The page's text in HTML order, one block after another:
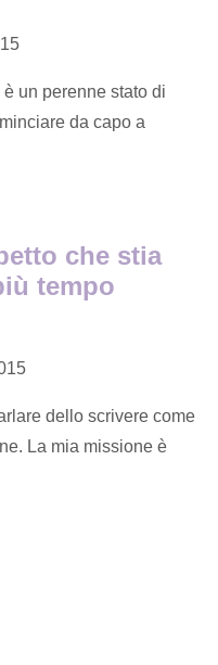
è un perenne stato di
da capo a
che stia
tempo
dello scrivere come
La mia missione è